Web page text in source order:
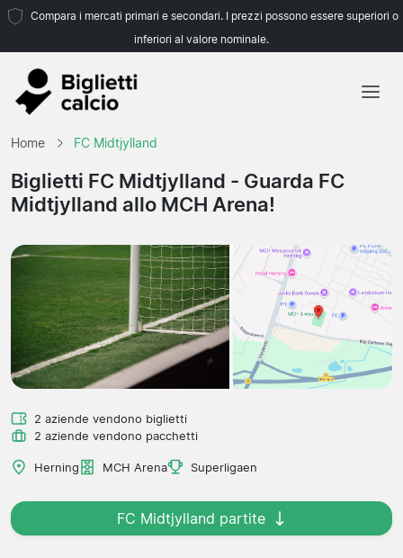
Compara i mercati primari e secondari. I prezzi possono essere superiori o
inferiori al valore nominale.
Squadre
Campionati
Home FC Midtjylland
Biglietti FC Midtjylland - Guarda FC
Midtjylland allo MCH Arena!
2 aziende vendono biglietti
2 aziende vendono pacchetti
Herning MCH Arena Superligaen
FC Midtjylland partite